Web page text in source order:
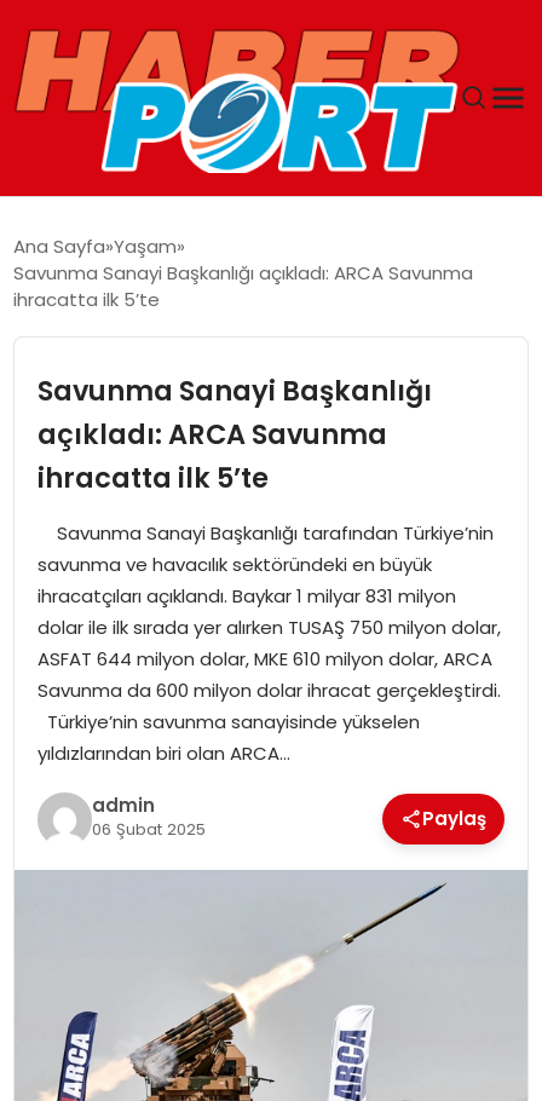
GUNCEL
SPOR
MAGAZIN
SPOR
EĞITIM
OTOMOBIL
TEKNOLOJI
Ana Sayfa Yaşam
Savunma Sanayi Başkanlığı açıkladı: ARCA Savunma
ihracatta ilk 5’te
Savunma Sanayi Başkanlığı
açıkladı: ARCA Savunma
ihracatta ilk 5’te
Savunma Sanayi Başkanlığı tarafından Türkiye’nin
savunma ve havacılık sektöründeki en büyük
ihracatçıları açıklandı. Baykar 1 milyar 831 milyon
dolar ile ilk sırada yer alırken TUSAŞ 750 milyon dolar,
ASFAT 644 milyon dolar, MKE 610 milyon dolar, ARCA
Savunma da 600 milyon dolar ihracat gerçekleştirdi.
Türkiye’nin savunma sanayisinde yükselen
yıldızlarından biri olan ARCA…
admin
06 Şubat 2025 Paylaş